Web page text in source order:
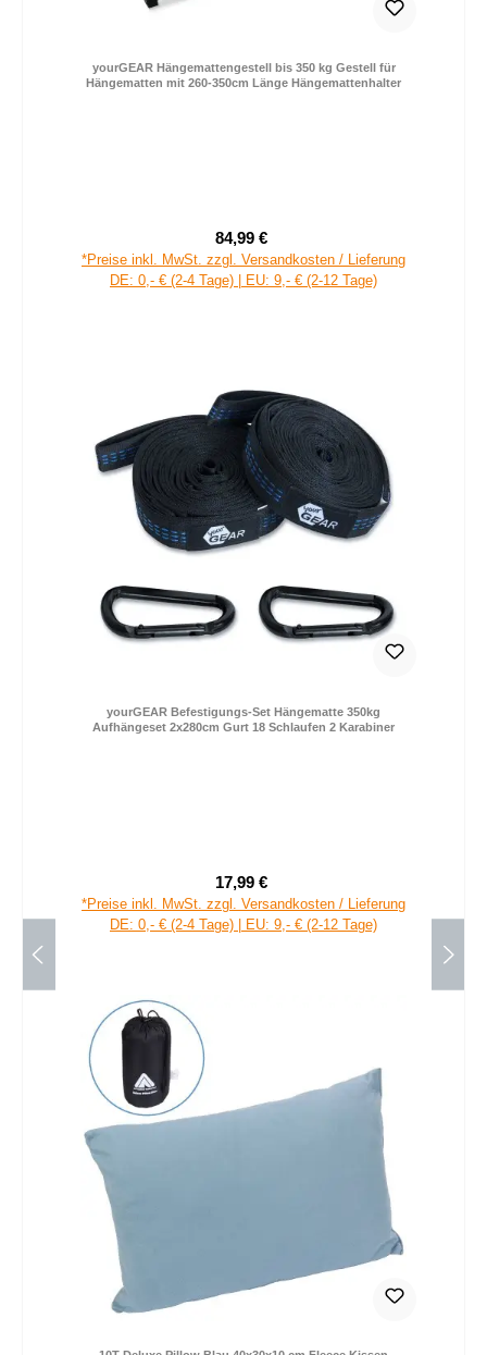
yourGEAR Hängemattengestell bis 350 kg Gestell für
Hängematten mit 260-350cm Länge Hängemattenhalter
Verkaufspreis:
84,99 €
*Preise inkl. MwSt. zzgl. Versandkosten / Lieferung
DE: 0,- € (2-4 Tage) | EU: 9,- € (2-12 Tage)
yourGEAR Befestigungs-Set Hängematte 350kg
Aufhängeset 2x280cm Gurt 18 Schlaufen 2 Karabiner
Verkaufspreis:
17,99 €
*Preise inkl. MwSt. zzgl. Versandkosten / Lieferung
DE: 0,- € (2-4 Tage) | EU: 9,- € (2-12 Tage)